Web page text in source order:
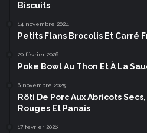
Biscuits
14 novembre 2024
Petits Flans Brocolis Et Carré
20 février 2026
Poke Bowl Au Thon Et À La
6 novembre 2025
Rôti De Porc Aux Abricots
Rouges Et Panais
17 février 2026